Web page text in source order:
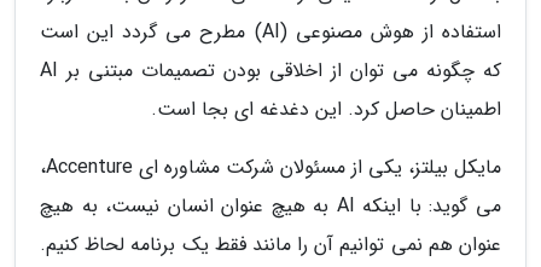
استفاده از هوش مصنوعی (AI) مطرح می­ گردد این است
که چگونه می توان از اخلاقی بودن تصمیمات مبتنی بر AI
اطمینان حاصل کرد. این دغدغه ای بجا است.
مایکل بیلتز، یکی از مسئولان شرکت مشاوره ای Accenture،
می گوید: با اینکه AI به هیچ عنوان انسان نیست، به هیچ
عنوان هم نمی توانیم آن را مانند فقط یک برنامه لحاظ کنیم.